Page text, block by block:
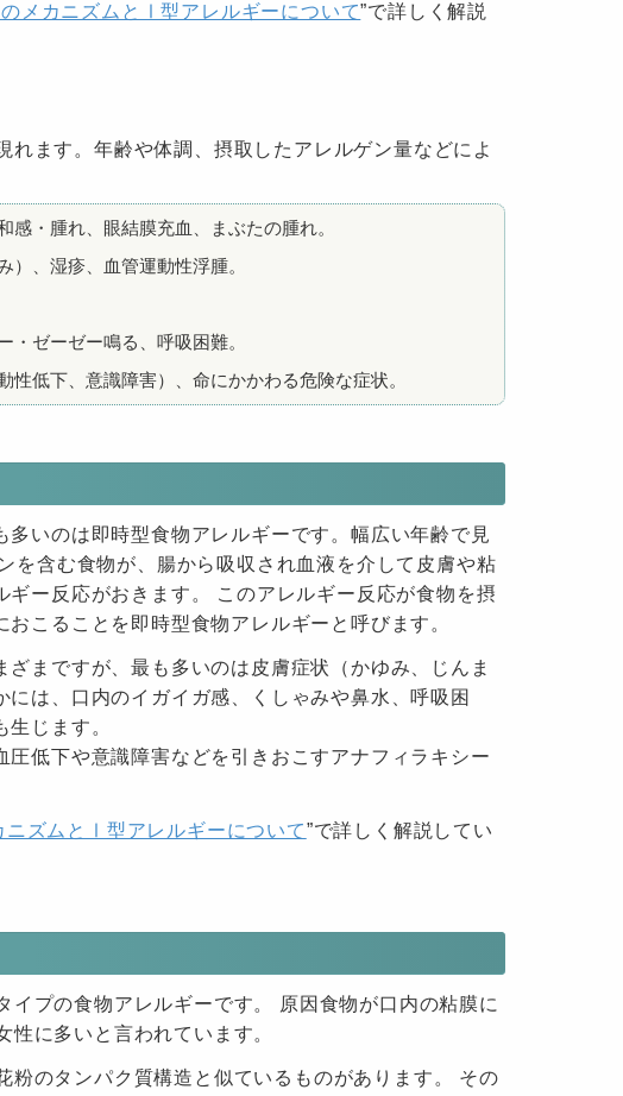
メカニズムとⅠ型アレルギーについて”で詳しく解説
ます。年齢や体調、摂取したアレルゲン量などによ
・腫れ、眼結膜充血、まぶたの腫れ。
、湿疹、血管運動性浮腫。
ゼーゼー鳴る、呼吸困難。
低下、意識障害）、命にかかわる危険な症状。
多いのは即時型食物アレルギーです。幅広い年齢で見
を含む食物が、腸から吸収され血液を介して皮膚や粘
ギー反応がおきます。 このアレルギー反応が食物を摂
おこることを即時型食物アレルギーと呼びます。
ざまですが、最も多いのは皮膚症状（かゆみ、じんま
には、口内のイガイガ感、くしゃみや鼻水、呼吸困
じます。
圧低下や意識障害などを引きおこすアナフィラキシー
ニズムとⅠ型アレルギーについて”で詳しく解説してい
プの食物アレルギーです。 原因食物が口内の粘膜に
に多いと言われています。
のタンパク質構造と似ているものがあります。 その